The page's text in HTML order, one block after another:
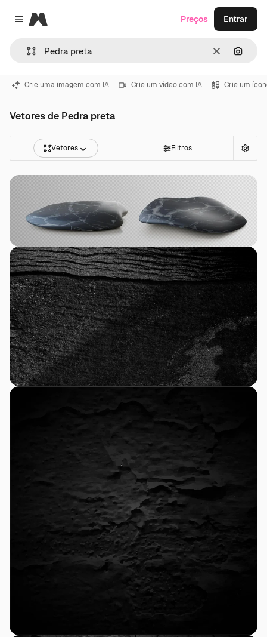
Close menu
Magnific
Limpar
Preços Entrar
Crie uma imagem com IA Crie um vídeo com IA Crie um
Vetores de Pedra preta
Vetores Filtros